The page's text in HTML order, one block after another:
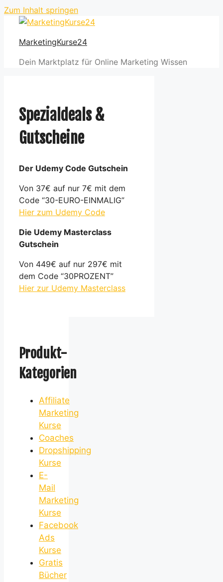
Zum Inhalt springen
MarketingKurse24
Dein Marktplatz für Online Marketing Wissen
Spezialdeals &
Gutscheine
Der Udemy Code Gutschein
Von 37€ auf nur 7€ mit dem
Code “30-EURO-EINMALIG”
Hier zum Udemy Code
Die Udemy Masterclass
Gutschein
Von 449€ auf nur 297€ mit
dem Code “30PROZENT”
Hier zur Udemy Masterclass
Produkt-
Kategorien
Affiliate
Marketing
Kurse
Coaches
Dropshipping
Kurse
E-
Mail
Marketing
Kurse
Facebook
Ads
Kurse
Gratis
Bücher